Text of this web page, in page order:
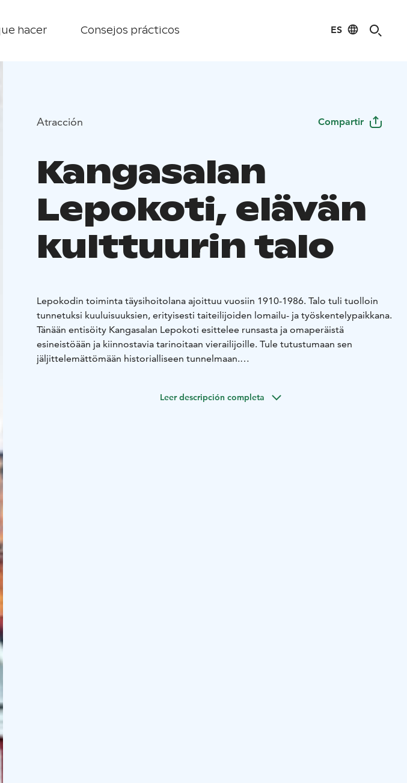
hacer Consejos prácticos ES
Atracción Compartir
Kangasalan
Lepokoti, elävän
kulttuurin talo
Lepokodin toiminta täysihoitolana ajoittuu vuosiin 1910-1986. Talo tuli tuolloin
tunnetuksi kuuluisuuksien, erityisesti taiteilijoiden lomailu- ja työskentelypaikkana.
Tänään entisöity Kangasalan Lepokoti esittelee runsasta ja omaperäistä
esineistöään ja kiinnostavia tarinoitaan vierailijoille. Tule tutustumaan sen
jäljittelemättömään historialliseen tunnelmaan.
Leer descripción completa